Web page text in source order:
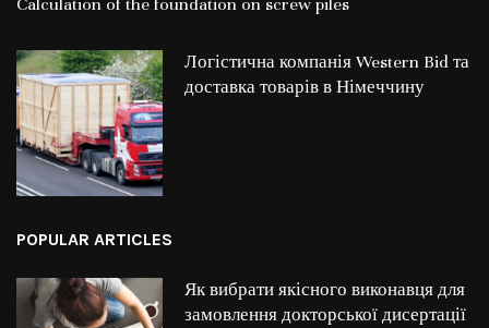
Calculation of the foundation on screw piles
Логістична компанія Western Bid та
доставка товарів в Німеччину
POPULAR ARTICLES
Як вибрати якісного виконавця для
замовлення докторської дисертації